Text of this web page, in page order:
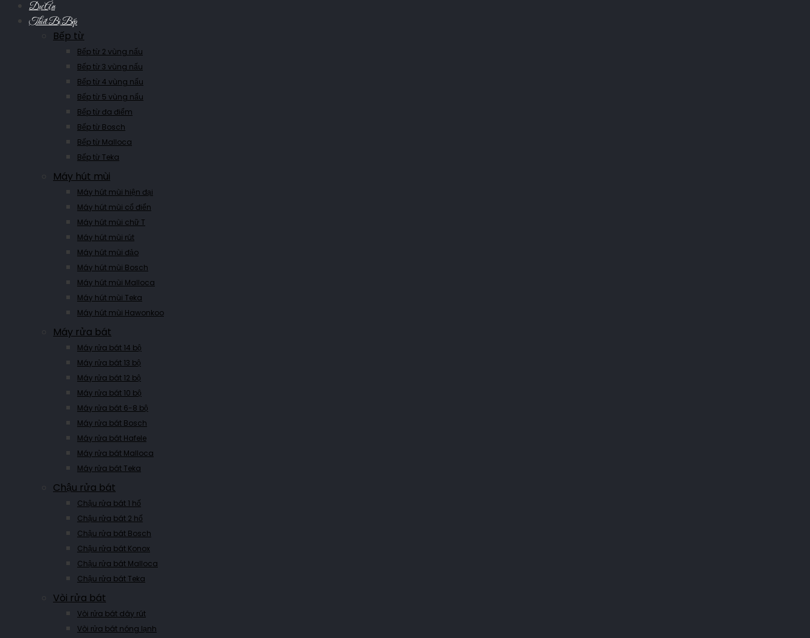
Dự Án
Thiết Bị Bếp
Bếp từ
Bếp từ 2 vùng nấu
Bếp từ 3 vùng nấu
Bếp từ 4 vùng nấu
Bếp từ 5 vùng nấu
Bếp từ đa điểm
Bếp từ Bosch
Bếp từ Malloca
Bếp từ Teka
Máy hút mùi
Máy hút mùi hiện đại
Máy hút mùi cổ điển
Máy hút mùi chữ T
Máy hút mùi rút
Máy hút mùi đảo
Máy hút mùi Bosch
Máy hút mùi Malloca
Máy hút mùi Teka
Máy hút mùi Hawonkoo
Máy rửa bát
Máy rửa bát 14 bộ
Máy rửa bát 13 bộ
Máy rửa bát 12 bộ
Máy rửa bát 10 bộ
Máy rửa bát 6-8 bộ
Máy rửa bát Bosch
Máy rửa bát Hafele
Máy rửa bát Malloca
Máy rửa bát Teka
Chậu rửa bát
Chậu rửa bát 1 hố
Chậu rửa bát 2 hố
Chậu rửa bát Bosch
Chậu rửa bát Konox
Chậu rửa bát Malloca
Chậu rửa bát Teka
Vòi rửa bát
Vòi rửa bát dây rút
Vòi rửa bát nóng lạnh